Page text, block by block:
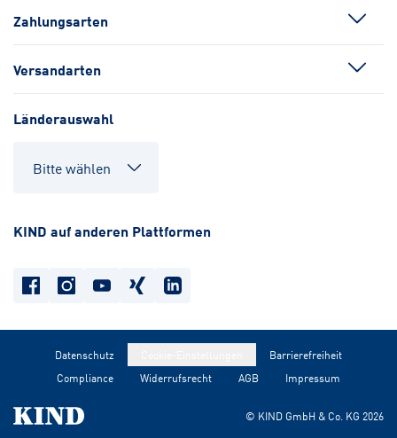
Zahlungsarten
Versandarten
Länderauswahl
KIND auf anderen Plattformen
© KIND GmbH & Co. KG 2026
Datenschutz
Barrierefreiheit
Compliance
Widerrufsrecht AGB Impressum